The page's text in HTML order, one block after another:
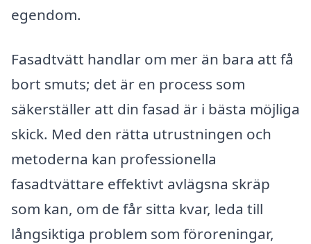
egendom.
Fasadtvätt handlar om mer än bara att få
bort smuts; det är en process som
säkerställer att din fasad är i bästa möjliga
skick. Med den rätta utrustningen och
metoderna kan professionella
fasadtvättare effektivt avlägsna skräp
som kan, om de får sitta kvar, leda till
långsiktiga problem som föroreningar,